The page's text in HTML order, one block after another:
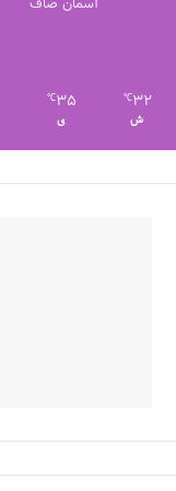
آسمان صاف
32
℃
ش
35
℃
ی